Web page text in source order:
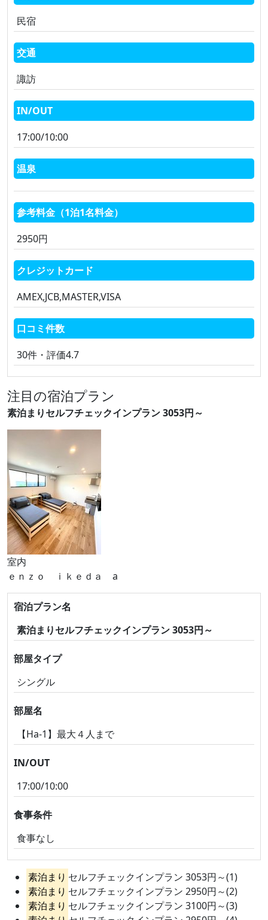
民宿
交通
諏訪
IN/OUT
17:00/10:00
温泉
参考料金（1泊1名料金）
2950円
クレジットカード
AMEX,JCB,MASTER,VISA
口コミ件数
30件・評価4.7
注目の宿泊プラン
素泊まりセルフチェックインプラン 3053円～
室内
ｅｎｚｏ ｉｋｅｄａ a
宿泊プラン名
素泊まりセルフチェックインプラン 3053円～
部屋タイプ
シングル
部屋名
【Ha-1】最大４人まで
IN/OUT
17:00/10:00
食事条件
食事なし
素泊まり セルフチェックインプラン 3053円～(1)
素泊まり セルフチェックインプラン 2950円～(2)
素泊まり セルフチェックインプラン 3100円～(3)